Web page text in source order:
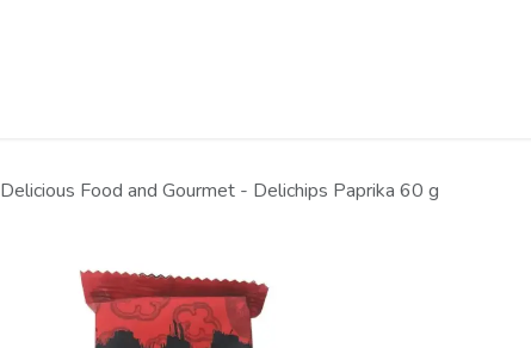
Delicious Food and Gourmet - Delichips Paprika 60 g